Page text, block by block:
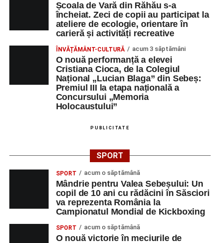
Școala de Vară din Răhău s-a
încheiat. Zeci de copii au participat la
ateliere de ecologie, orientare în
carieră și activități recreative
ÎNVĂȚĂMÂNT-CULTURĂ acum 3 săptămâni
O nouă performanță a elevei
Cristiana Cioca, de la Colegiul
Național „Lucian Blaga” din Sebeș:
Premiul III la etapa națională a
Concursului „Memoria
Holocaustului”
PUBLICITATE
SPORT
SPORT acum o săptămână
Mândrie pentru Valea Sebeșului: Un
copil de 10 ani cu rădăcini în Săsciori
va reprezenta România la
Campionatul Mondial de Kickboxing
SPORT acum o săptămână
O nouă victorie în meciurile de